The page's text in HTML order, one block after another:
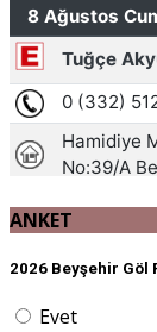
ANKET
2026 Beyşehir Göl
Evet